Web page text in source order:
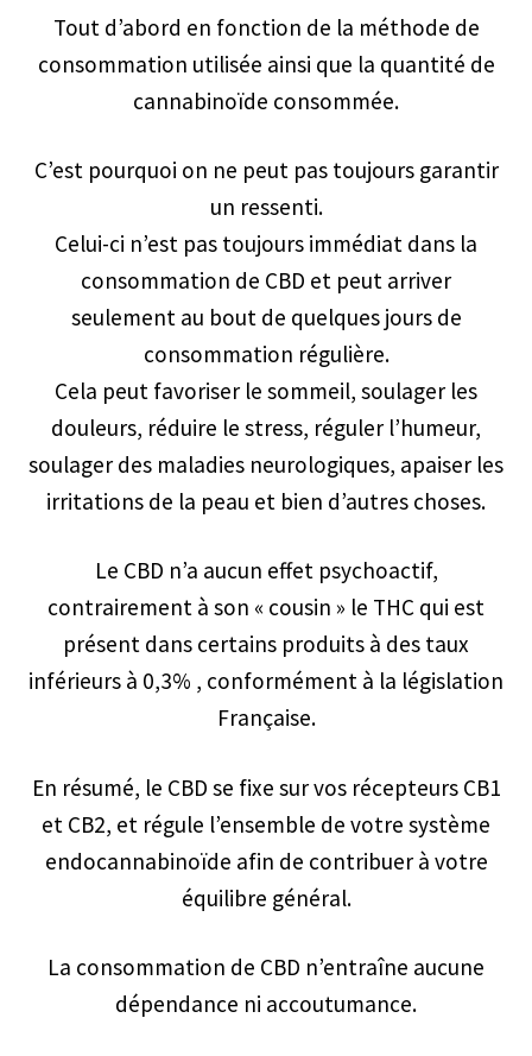
Tout d’abord en fonction de la méthode de
consommation utilisée ainsi que la quantité de
cannabinoïde consommée.
C’est pourquoi on ne peut pas toujours garantir
un ressenti.
Celui-ci n’est pas toujours immédiat dans la
consommation de CBD et peut arriver
seulement au bout de quelques jours de
consommation régulière.
Cela peut favoriser le sommeil, soulager les
douleurs, réduire le stress, réguler l’humeur,
soulager des maladies neurologiques, apaiser les
irritations de la peau et bien d’autres choses.
Le CBD n’a aucun effet psychoactif,
contrairement à son « cousin » le THC qui est
présent dans certains produits à des taux
inférieurs à 0,3% , conformément à la législation
Française.
En résumé, le CBD se fixe sur vos récepteurs CB1
et CB2, et régule l’ensemble de votre système
endocannabinoïde afin de contribuer à votre
équilibre général.
La consommation de CBD n’entraîne aucune
dépendance ni accoutumance.